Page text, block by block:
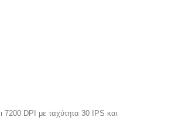
7200 DPI με ταχύτητα 30 IPS και